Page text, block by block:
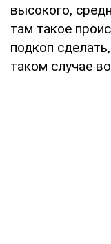
высокого,
там такое
подкоп
таком случае